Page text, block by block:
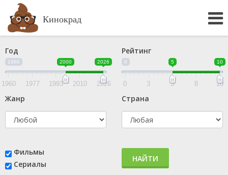
Кинокрад
Год
1960 2000 2026
1960 1977 1993 2010 2026
Рейтинг
0 5 10
0 3 5 8 10
Жанр Страна
Фильмы
Сериалы
НАЙТИ